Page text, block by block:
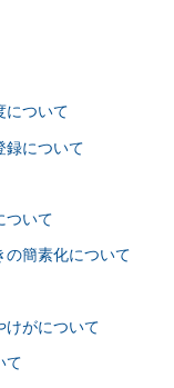
について
録について
ついて
の簡素化について
けがについて
て